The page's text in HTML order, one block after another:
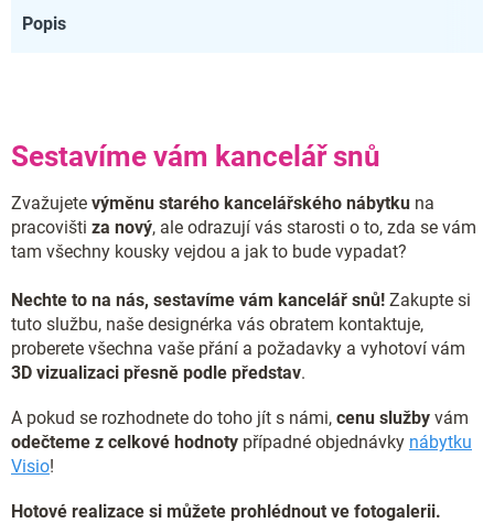
Popis
Sestavíme vám kancelář snů
Zvažujete výměnu starého kancelářského nábytku na
pracovišti za nový, ale odrazují vás starosti o to, zda se vám
tam všechny kousky vejdou a jak to bude vypadat?
Nechte to na nás, sestavíme vám kancelář snů! Zakupte si
tuto službu, naše designérka vás obratem kontaktuje,
proberete všechna vaše přání a požadavky a vyhotoví vám
3D vizualizaci přesně podle představ.
A pokud se rozhodnete do toho jít s námi, cenu služby vám
odečteme z celkové hodnoty případné objednávky nábytku
Visio!
Hotové realizace si můžete prohlédnout ve fotogalerii.